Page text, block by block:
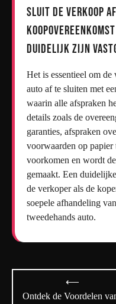
Sluit de verkoop
duidelijk zijn
Het is essentieel om
auto af te sluiten met
waarin alle afspraken
details zoals de
garanties, afspraken
voorwaarden op papier
voorkomen en wordt
gemaakt. Een
de verkoper als de
soepele afhandeling
tweedehands auto.
navigatie
⟵
Ontdek de Voordelen